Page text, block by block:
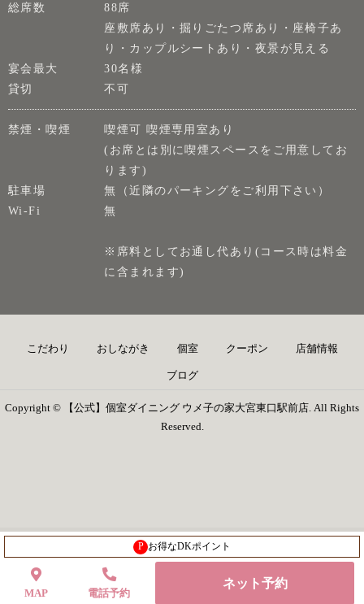
総席数
88席
座敷席あり・掘りごたつ席あり・座椅子あ
り・カップルシートあり・夜景が見える
宴会最大
30名様
貸切
不可
禁煙・喫煙
喫煙可 喫煙専用室あり
(お席とは別に喫煙スペースをご用意してお
ります)
駐車場
無（近隣のパーキングをご利用下さい）
Wi-Fi
無
※席料としてお通し代あり(コース時は料金
に含まれます)
こだわり おしながき 個室 クーポン 店舗情報
ブログ
Copyright © 【公式】個室ダイニング ウメ子の家大宮東口駅前店. All Rights
Reserved.
P お得なDKポイント
MAP 電話予約
ネット予約